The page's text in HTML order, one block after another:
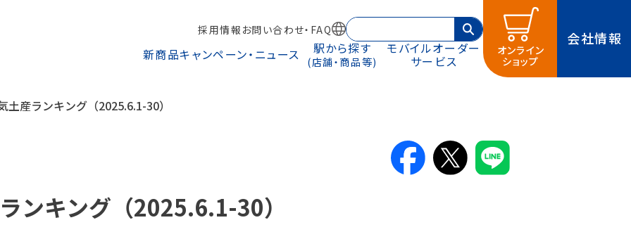
採用情報 お問い合わせ・FAQ
新商品キャンペーン・ニュース 駅から探す
(店舗・商品等)
モバイルオーダー
サービス
オンライン
ショップ
会社情報
産ランキング（2025.6.1-30）
キング（2025.6.1-30）